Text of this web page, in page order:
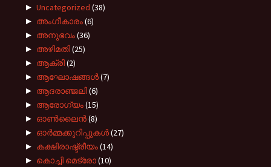
► Uncategorized (38)
► അംഗീകാരം(6)
► അനുഭവം(36)
► അഴിമതി(25)
► ആക്രി(2)
► ആഘോഷങ്ങൾ(7)
► ആദരാഞ്ജലി(6)
► ആരോഗ്യം(15)
► ഓൺലൈൻ(8)
► ഓർമ്മക്കുറിപ്പുകൾ(27)
► കക്ഷിരാഷ്ട്രീയം(14)
► കൊച്ചി മെട്രോ(10)